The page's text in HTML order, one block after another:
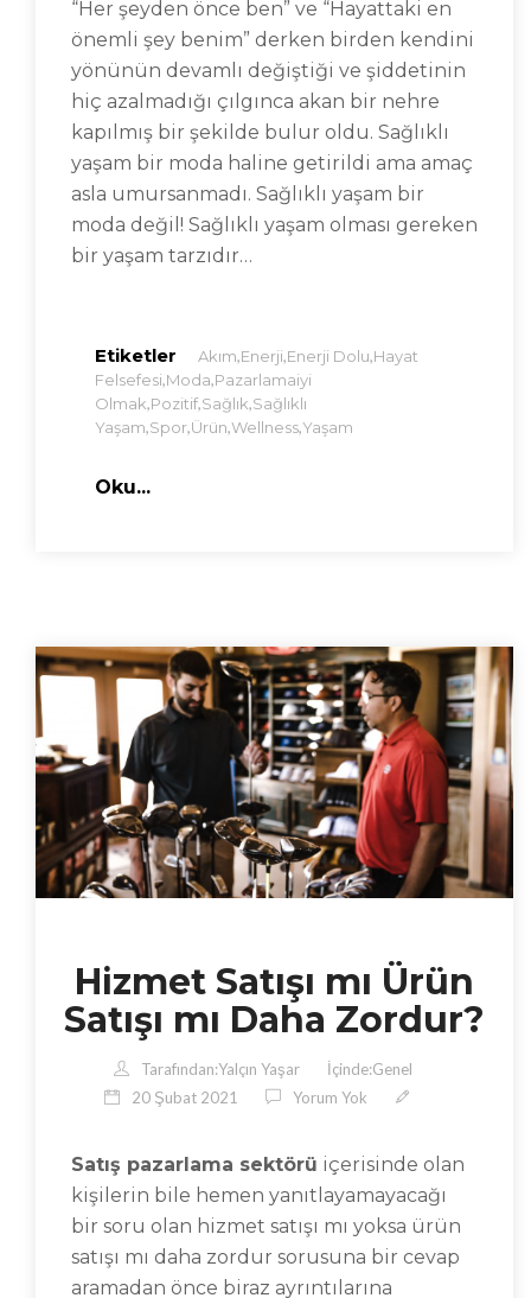
“Her şeyden önce ben” ve “Hayattaki en
önemli şey benim” derken birden kendini
yönünün devamlı değiştiği ve şiddetinin
hiç azalmadığı çılgınca akan bir nehre
kapılmış bir şekilde bulur oldu. Sağlıklı
yaşam bir moda haline getirildi ama amaç
asla umursanmadı. Sağlıklı yaşam bir
moda değil! Sağlıklı yaşam olması gereken
bir yaşam tarzıdır…
Etiketler Akım,Enerji,Enerji Dolu,Hayat
Felsefesi,Moda,Pazarlamaiyi
Olmak,Pozitif,Sağlık,Sağlıklı
Yaşam,Spor,Ürün,Wellness,Yaşam
Oku...
Hizmet Satışı mı Ürün
Satışı mı Daha Zordur?
Tarafından:Yalçın Yaşar İçinde:Genel
20 Şubat 2021
Yorum Yok
Satış pazarlama sektörü içerisinde olan
kişilerin bile hemen yanıtlayamayacağı
bir soru olan hizmet satışı mı yoksa ürün
satışı mı daha zordur sorusuna bir cevap
aramadan önce biraz ayrıntılarına